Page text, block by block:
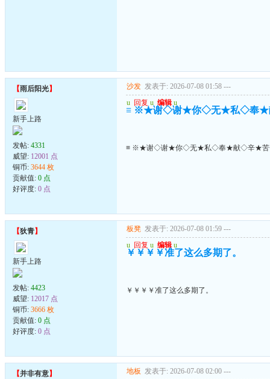
【雨后阳光】
新手上路
发帖: 4331
威望: 12001 点
铜币: 3644 枚
贡献值: 0 点
好评度: 0 点
沙发 发表于: 2026-07-08 01:58 ---
u 回复 u 编辑 u
≡ ※★谢◇谢★你◇无★私◇奉
≡ ※★谢◇谢★你◇无★私◇奉★献◇辛★
【狄青】
新手上路
发帖: 4423
威望: 12017 点
铜币: 3666 枚
贡献值: 0 点
好评度: 0 点
板凳 发表于: 2026-07-08 01:59 ---
u 回复 u 编辑 u
￥￥￥￥准了这么多期了。
￥￥￥￥准了这么多期了。
【并非有意】 地板 发表于: 2026-07-08 02:00 ---